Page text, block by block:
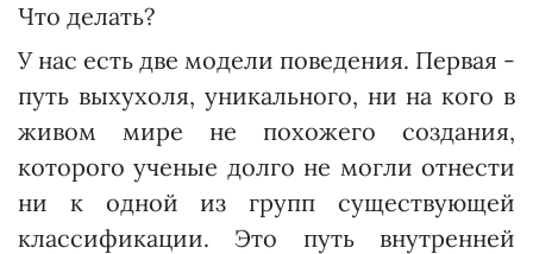
Что делать?
У нас есть две модели поведения. Первая -
путь выхухоля, уникального, ни на кого в
живом мире не похожего создания,
которого ученые долго не могли отнести
ни к одной из групп существующей
классификации. Это путь внутренней